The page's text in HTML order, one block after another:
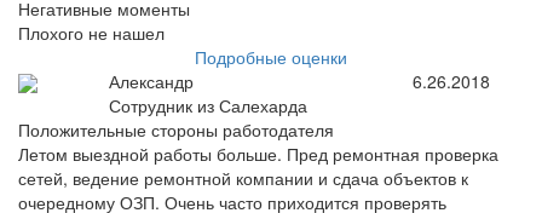
Негативные моменты
Плохого не нашел
Подробные оценки
Александр
Сотрудник из Салехарда
6.26.2018
Положительные стороны работодателя
Летом выездной работы больше. Пред ремонтная проверка
сетей, ведение ремонтной компании и сдача объектов к
очередному ОЗП. Очень часто приходится проверять